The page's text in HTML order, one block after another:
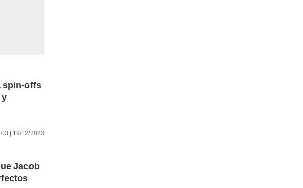
spin-offs
y
| 19/12/2023
Jacob